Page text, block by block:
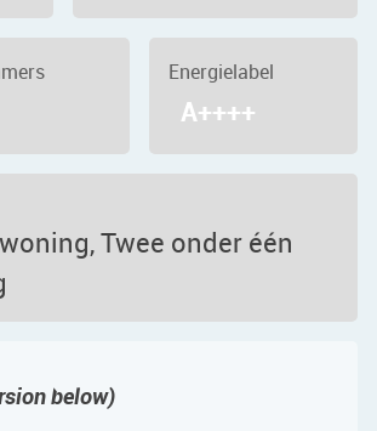
Energielabel
A++++
Twee onder één
below)